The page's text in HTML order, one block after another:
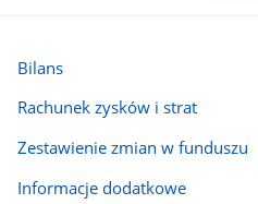
Bilans
Rachunek zysków i strat
Zestawienie zmian w funduszu
Informacje dodatkowe